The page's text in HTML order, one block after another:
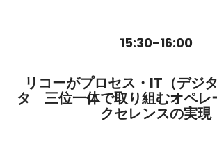
15:30-16:00
リコーがプロセス・IT（デジ
タ 三位一体で取り組むオペレ
クセレンスの実現